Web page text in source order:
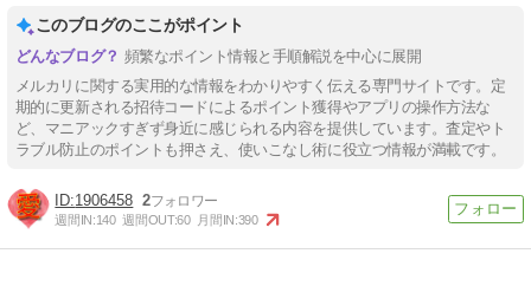
このブログのここがポイント
頻繁なポイント情報と手順解説を中心に展開
メルカリに関する実用的な情報をわかりやすく伝える専門サイトです。定
期的に更新される招待コードによるポイント獲得やアプリの操作方法な
ど、マニアックすぎず身近に感じられる内容を提供しています。査定やト
ラブル防止のポイントも押さえ、使いこなし術に役立つ情報が満載です。
1906458 2
週間IN:140 週間OUT:60 月間IN:390